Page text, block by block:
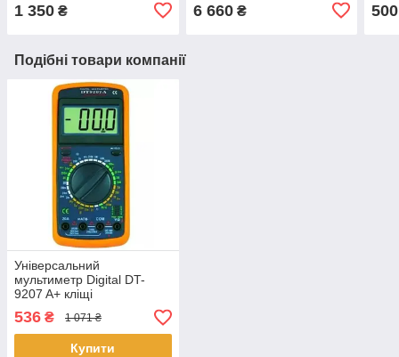
1 350 ₴ 6 660₴ 500
Подібні товари компанії
Універсальний
мультиметр Digital DT-
9207 A+ кліщі
струмовимірювальні
Портативний
тестер Жовтий/Чорний
536 ₴ 1 071 ₴
Купити